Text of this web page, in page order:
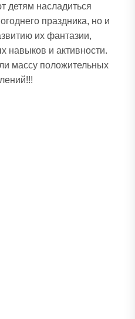
детям насладиться
праздника, но и
их фантазии,
навыков и активности.
массу положительных